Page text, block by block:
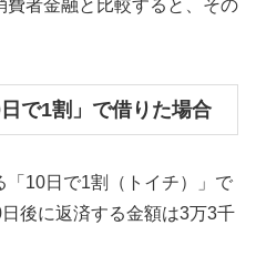
者金融と比較すると、その
で1割」で借りた場合
「10日で1割（トイチ）」で
後に返済する金額は3万3千